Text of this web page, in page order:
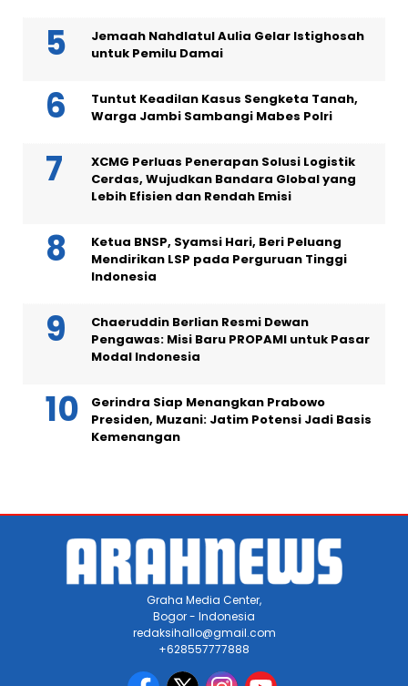
Jemaah Nahdlatul Aulia Gelar Istighosah
untuk Pemilu Damai
Tuntut Keadilan Kasus Sengketa Tanah,
Warga Jambi Sambangi Mabes Polri
XCMG Perluas Penerapan Solusi Logistik
Cerdas, Wujudkan Bandara Global yang
Lebih Efisien dan Rendah Emisi
Ketua BNSP, Syamsi Hari, Beri Peluang
Mendirikan LSP pada Perguruan Tinggi
Indonesia
Chaeruddin Berlian Resmi Dewan
Pengawas: Misi Baru PROPAMI untuk Pasar
Modal Indonesia
Gerindra Siap Menangkan Prabowo
Presiden, Muzani: Jatim Potensi Jadi Basis
Kemenangan
Graha Media Center,
Bogor - Indonesia
redaksihallo@gmail.com
+628557777888